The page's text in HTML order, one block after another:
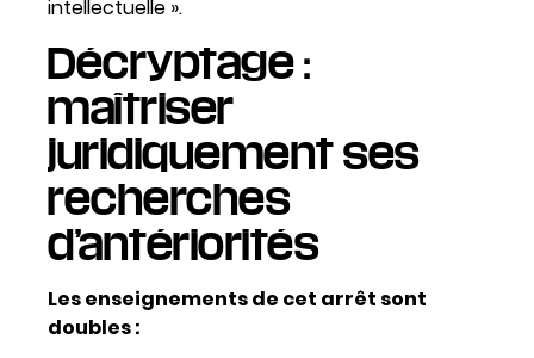
intellectuelle ».
Décryptage :
maîtriser
juridiquement ses
recherches
d’antériorités
Les enseignements de cet arrêt sont
doubles :